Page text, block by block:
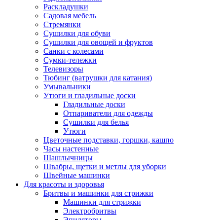
Раскладушки
Садовая мебель
Стремянки
Сушилки для обуви
Сушилки для овощей и фруктов
Санки с колесами
Сумки-тележки
Телевизоры
Тюбинг (ватрушки для катания)
Умывальники
Утюги и гладильные доски
Гладильные доски
Отпариватели для одежды
Сушилки для белья
Утюги
Цветочные подставки, горшки, кашпо
Часы настенные
Шашлычницы
Швабры, щетки и метлы для уборки
Швейные машинки
Для красоты и здоровья
Бритвы и машинки для стрижки
Машинки для стрижки
Электробритвы